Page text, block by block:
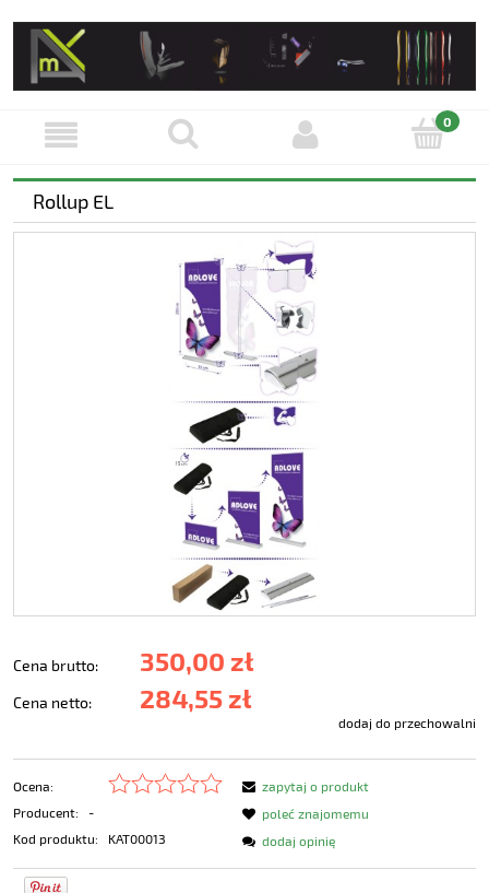
Rollup EL
Cena brutto: 350,00 zł
Cena netto: 284,55 zł
dodaj do przechowalni
Ocena:
Producent:
-
Kod produktu:
KAT00013
zapytaj o produkt
poleć znajomemu
dodaj opinię